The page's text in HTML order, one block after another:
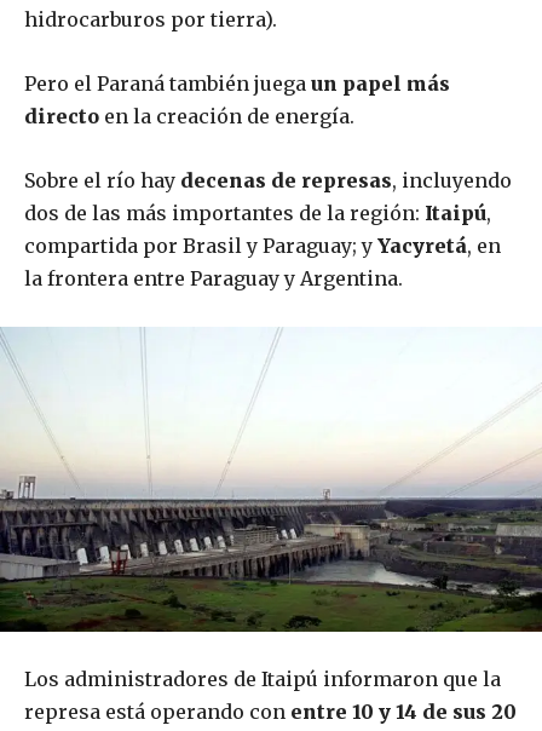
hidrocarburos por tierra).
Pero el Paraná también juega un papel más
directo en la creación de energía.
Sobre el río hay decenas de represas, incluyendo
dos de las más importantes de la región: Itaipú,
compartida por Brasil y Paraguay; y Yacyretá, en
la frontera entre Paraguay y Argentina.
Los administradores de Itaipú informaron que la
represa está operando con entre 10 y 14 de sus 20